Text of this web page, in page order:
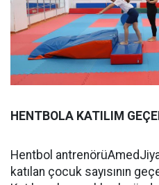
HENTBOLA KATILIM
Hentbol
katılan çocuk sayısının